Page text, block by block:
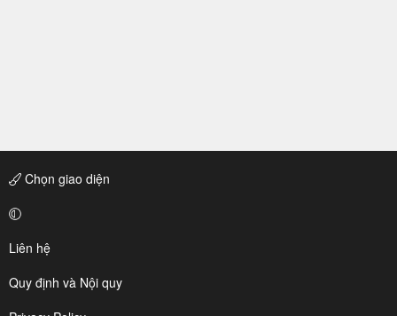
Chọn giao diện
Liên hệ
Quy định và Nội quy